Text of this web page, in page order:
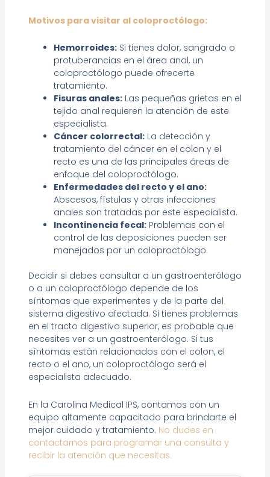
Motivos para visitar al coloproctólogo:
Hemorroides:Si tienes dolor, sangrado o
protuberancias en el área anal, un
coloproctólogo puede ofrecerte
tratamiento.
Fisuras anales:Las pequeñas grietas en el
tejido anal requieren la atención de este
especialista.
Cáncer colorrectal:La detección y
tratamiento del cáncer en el colon y el
recto es una de las principales áreas de
enfoque del coloproctólogo.
Enfermedades del recto y el ano:
Abscesos, fístulas y otras infecciones
anales son tratadas por este especialista.
Incontinencia fecal:Problemas con el
control de las deposiciones pueden ser
manejados por un coloproctólogo.
Decidir si debes consultar a un gastroenterólogo
o a un coloproctólogo depende de los
síntomas que experimentes y de la parte del
sistema digestivo afectada. Si tienes problemas
en el tracto digestivo superior, es probable que
necesites ver a un gastroenterólogo. Si tus
síntomas están relacionados con el colon, el
recto o el ano, un coloproctólogo será el
especialista adecuado.
En la Carolina Medical IPS, contamos con un
equipo altamente capacitado para brindarte el
mejor cuidado y tratamiento. No dudes en
contactarnos para programar una consulta y
recibir la atención que necesitas.